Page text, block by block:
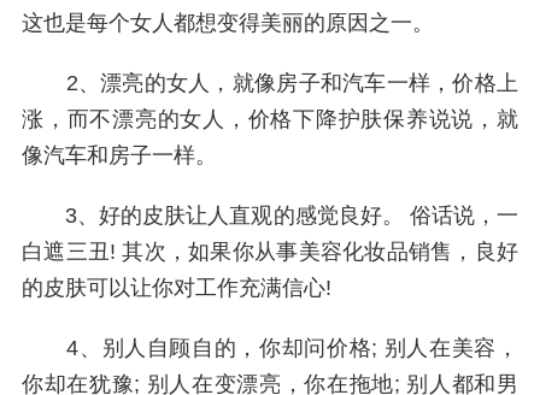
这也是每个女人都想变得美丽的原因之一。
2、漂亮的女人，就像房子和汽车一样，价格上
涨，而不漂亮的女人，价格下降护肤保养说说，就
像汽车和房子一样。
3、好的皮肤让人直观的感觉良好。 俗话说，一
白遮三丑! 其次，如果你从事美容化妆品销售，良好
的皮肤可以让你对工作充满信心!
4、别人自顾自的，你却问价格; 别人在美容，
你却在犹豫; 别人在变漂亮，你在拖地; 别人都和男